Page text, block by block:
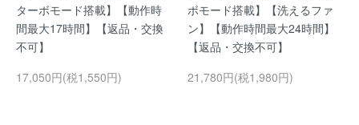
ターボモード搭載】【動作時
間最大17時間】【返品・交換
不可】
17,050円(税1,550円)
ボモード搭載】【洗えるファ
ン】【動作時間最大24時間】
【返品・交換不可】
21,780円(税1,980円)